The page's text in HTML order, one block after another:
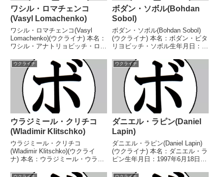
ワシル・ロマチェンコ
(Vasyl Lomachenko)
ワシル・ロマチェンコ(Vasyl
Lomachenko)(ウクライナ) 本名：
ワシル・アナトリョビッチ・ロマ
日国籍：ウクライナ戦績：21戦
18勝(12KO)3敗 【獲得タイト
ル】2009年度世界選手権フェ...
ボダン・ソボル(Bohdan
Sobol)
ボダン・ソボル(Bohdan Sobol)
(ウクライナ) 本名：ボダン・ビタ
リヨビッチ・ソボル生年月日：
ナ戦績：22戦20勝(10KO)1敗1
分 【獲得タイトル】ウクライナ
ミドル級王座IBAインターコン
チ...
ウクライナ
ウラジミール・クリチコ
(Wladimir Klitschko)
ウラジミール・クリチコ
(Wladimir Klitschko)(ウクライ
ナ) 本名：ウラジミール・ウラジ
1976年3月25日国籍：ウクライナ
ウクライナ
ダニエル・ラピン(Daniel
Lapin)
ダニエル・ラピン(Daniel Lapin)
(ウクライナ) 本名：ダニエル・ラ
ピン生年月日：1997年6月18日国
(5KO)1敗 【獲得タイトル】IBO